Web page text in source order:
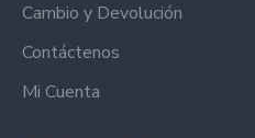
Cambio y Devolución
Contáctenos
Mi Cuenta